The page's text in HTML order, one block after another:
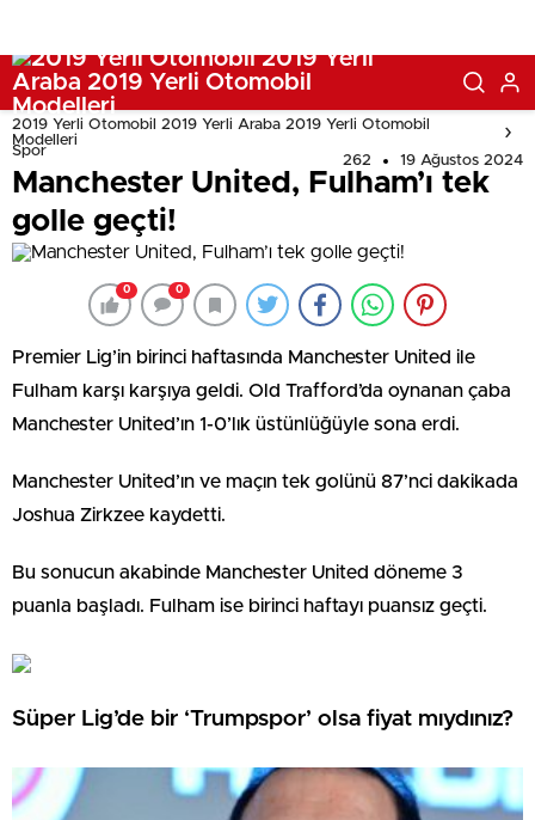
2019 Yerli Otomobil 2019 Yerli Araba 2019 Yerli Otomobil
Modelleri
Spor
262 19 Ağustos 2024
Manchester United, Fulham’ı tek
golle geçti!
0 0
Premier Lig’in birinci haftasında Manchester United ile
Fulham karşı karşıya geldi. Old Trafford’da oynanan çaba
Manchester United’ın 1-0’lık üstünlüğüyle sona erdi.
Manchester United’ın ve maçın tek golünü 87’nci dakikada
Joshua Zirkzee kaydetti.
Bu sonucun akabinde Manchester United döneme 3
puanla başladı. Fulham ise birinci haftayı puansız geçti.
Süper Lig’de bir ‘Trumpspor’ olsa fiyat mıydınız?